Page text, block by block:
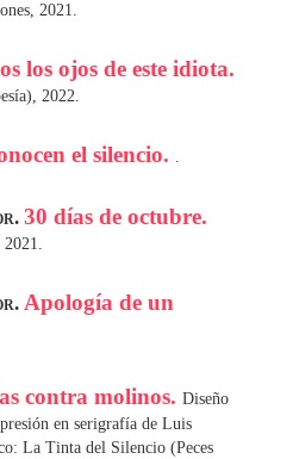
2021.
los ojos de este idiota.
2022.
el silencio. .
30 días de octubre.
2021.
Apología de un
contra molinos. Diseño
en serigrafía de Luis
La Tinta del Silencio (Peces